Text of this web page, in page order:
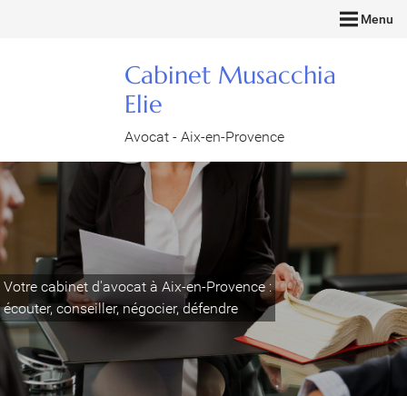
Menu
Cabinet Musacchia
Elie
Avocat - Aix-en-Provence
Votre cabinet d'avocat à Aix-en-Provence :
écouter, conseiller, négocier, défendre